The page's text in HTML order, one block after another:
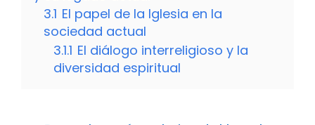
3.1 El papel de la Iglesia en la
sociedad actual
3.1.1 El diálogo interreligioso y la
diversidad espiritual